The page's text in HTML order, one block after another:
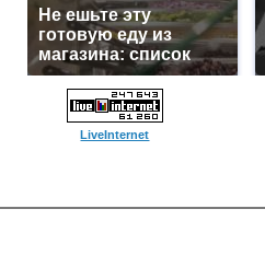
Не ешьте эту
готовую еду из
магазина: список
LiveInternet